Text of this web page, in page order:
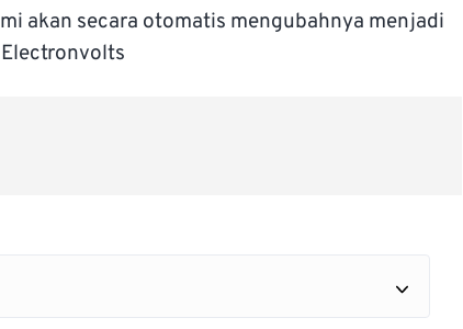
akan secara otomatis mengubahnya menjadi
Electronvolts